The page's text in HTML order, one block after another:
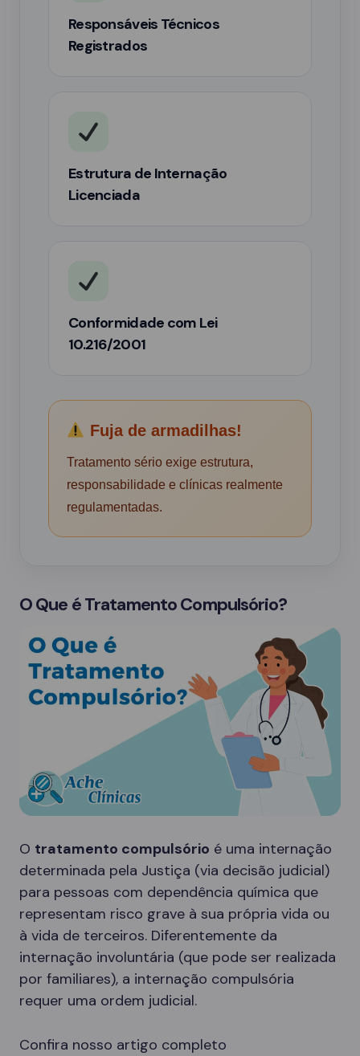
Responsáveis Técnicos
Registrados
Estrutura de Internação
Licenciada
Conformidade com Lei
10.216/2001
Fuja de armadilhas!
Tratamento sério exige estrutura,
responsabilidade e clínicas realmente
regulamentadas.
O Que é Tratamento Compulsório?
O tratamento compulsório é uma internação
determinada pela Justiça (via decisão judicial)
para pessoas com dependência química que
representam risco grave à sua própria vida ou
à vida de terceiros. Diferentemente da
internação involuntária (que pode ser realizada
por familiares), a internação compulsória
requer uma ordem judicial.
Confira nosso artigo completo